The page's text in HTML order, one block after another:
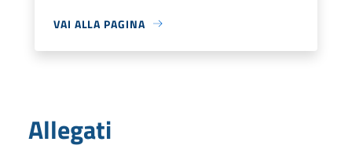
VAI ALLA PAGINA
Allegati